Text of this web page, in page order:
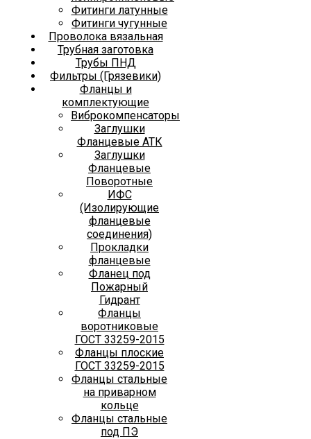
Фитинги латунные
Фитинги чугунные
Проволока вязальная
Трубная заготовка
Трубы ПНД
Фильтры (Грязевики)
Фланцы и
комплектующие
Виброкомпенсаторы
Заглушки
Фланцевые АТК
Заглушки
Фланцевые
Поворотные
ИФС
(Изолирующие
фланцевые
соединения)
Прокладки
фланцевые
Фланец под
Пожарный
Гидрант
Фланцы
воротниковые
ГОСТ 33259-2015
Фланцы плоские
ГОСТ 33259-2015
Фланцы стальные
на приварном
кольце
Фланцы стальные
под ПЭ